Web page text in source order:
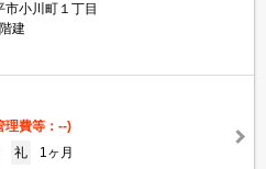
市小川町１丁目
建
理費等：--)
礼
1ヶ月